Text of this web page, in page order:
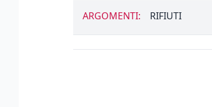
ARGOMENTI: RIFIUTI